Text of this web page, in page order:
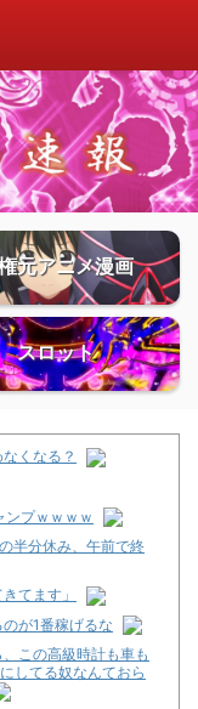
元アニメ漫画
スロット
くなる？
ンプｗｗｗｗ
半分休み、午前で終
てます」
が1番稼げるな
この高級時計も車も
してる奴なんておら